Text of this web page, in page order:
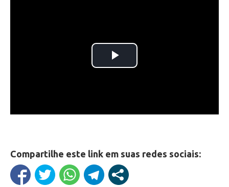
Compartilhe este link em suas redes sociais: